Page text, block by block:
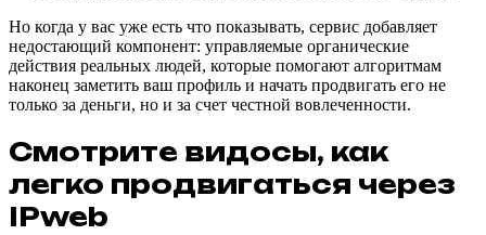
Но когда у вас уже есть что показывать, сервис добавляет
недостающий компонент: управляемые органические
действия реальных людей, которые помогают алгоритмам
наконец заметить ваш профиль и начать продвигать его не
только за деньги, но и за счет честной вовлеченности.
Смотрите видосы, как
легко продвигаться через
IPweb